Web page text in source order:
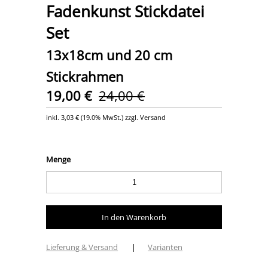
Fadenkunst Stickdatei
Set
13x18cm und 20 cm
Stickrahmen
19,00 € 24,00 €
inkl.3,03 € (19.0% MwSt.) zzgl. Versand
Menge
Lieferung & Versand | Varianten